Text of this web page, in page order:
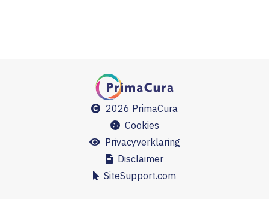
2026 PrimaCura
Cookies
Privacyverklaring
Disclaimer
SiteSupport.com